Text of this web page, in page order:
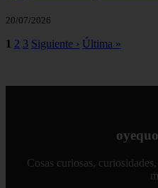
20/07/2026
1 2 3 Siguiente › Última »
Cosas curiosas,